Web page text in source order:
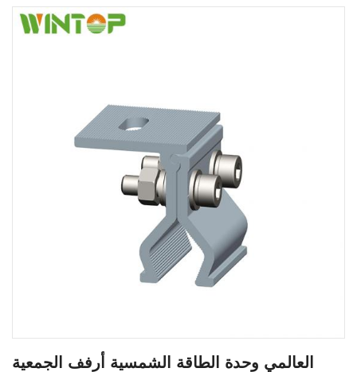
العالمي وحدة الطاقة الشمسية أرفف الجمعية